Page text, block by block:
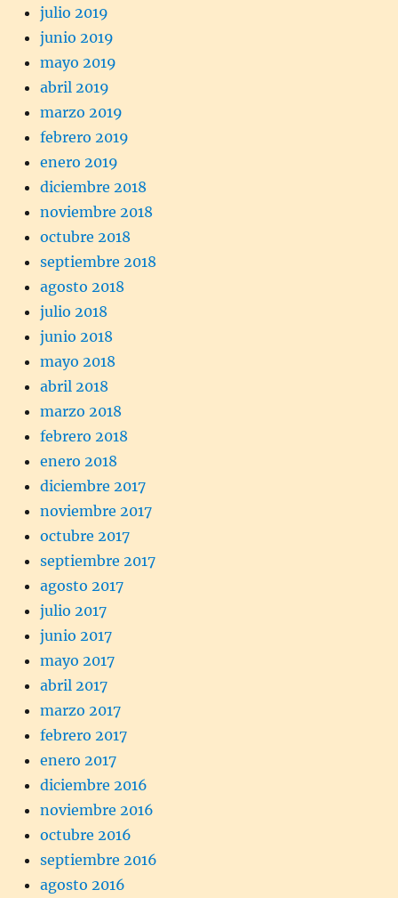
julio 2019
junio 2019
mayo 2019
abril 2019
marzo 2019
febrero 2019
enero 2019
diciembre 2018
noviembre 2018
octubre 2018
septiembre 2018
agosto 2018
julio 2018
junio 2018
mayo 2018
abril 2018
marzo 2018
febrero 2018
enero 2018
diciembre 2017
noviembre 2017
octubre 2017
septiembre 2017
agosto 2017
julio 2017
junio 2017
mayo 2017
abril 2017
marzo 2017
febrero 2017
enero 2017
diciembre 2016
noviembre 2016
octubre 2016
septiembre 2016
agosto 2016